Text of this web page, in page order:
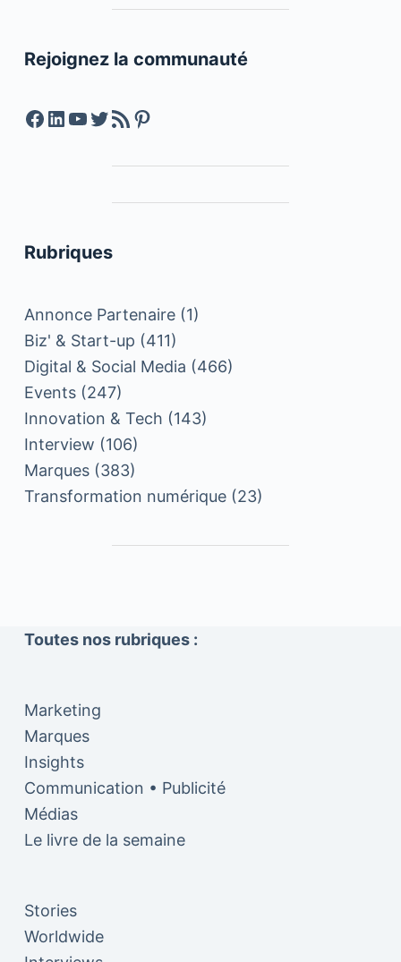
Rejoignez la communauté
Facebook
LinkedIn
YouTube
Twitter
Feed RSSPinterest
Rubriques
Annonce Partenaire(1)
Biz' & Start-up (411)
Digital & Social Media (466)
Events(247)
Innovation & Tech (143)
Interview (106)
Marques(383)
Transformation numérique(23)
Toutes nos rubriques :
Marketing
Marques
Insights
Communication • Publicité
Médias
Le livre de la semaine
Stories
Worldwide